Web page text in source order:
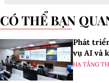
CÓ THỂ BẠN
Phát
vụ AI và
HẠ TẦNG